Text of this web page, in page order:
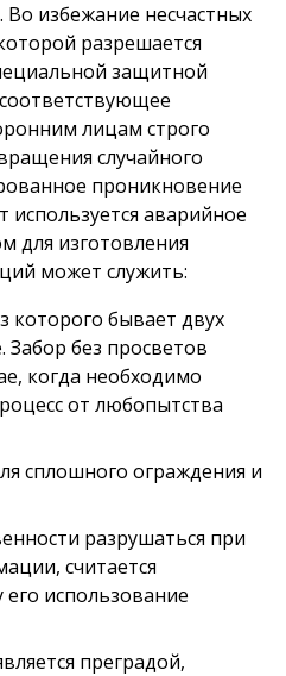
избежание несчастных
разрешается
защитной
лицам строго
случайного
проникновение
используется аварийное
для изготовления
может служить:
которого бывает двух
Забор без просветов
когда необходимо
от любопытства
сплошного ограждения и
разрушаться при
считается
использование
преградой,